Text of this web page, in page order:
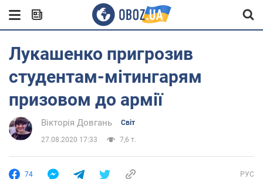
Лукашенко пригрозив
студентам-мітингарям
призовом до армії
Вікторія Довгань Світ
27.08.2020 17:33 7,6 т.
74 РУС